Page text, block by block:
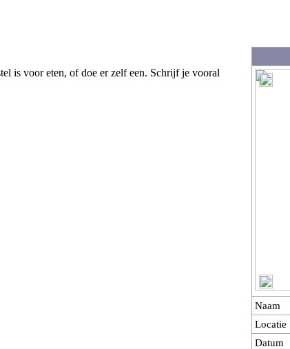
Naam
Locatie
Datum
is voor eten, of doe er zelf een. Schrijf je vooral